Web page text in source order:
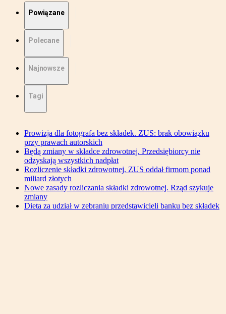
Powiązane
Polecane
Najnowsze
Tagi
Prowizja dla fotografa bez składek. ZUS: brak obowiązku
przy prawach autorskich
Będą zmiany w składce zdrowotnej. Przedsiębiorcy nie
odzyskają wszystkich nadpłat
Rozliczenie składki zdrowotnej. ZUS oddał firmom ponad
miliard złotych
Nowe zasady rozliczania składki zdrowotnej. Rząd szykuje
zmiany
Dieta za udział w zebraniu przedstawicieli banku bez składek